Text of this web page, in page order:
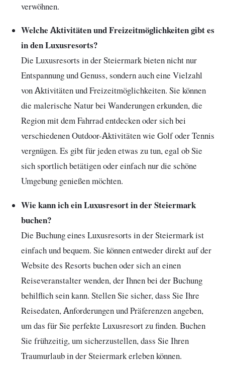
verwöhnen.
Welche Aktivitäten und Freizeitmöglichkeiten gibt es
in den Luxusresorts?
Die Luxusresorts in der Steiermark bieten nicht nur
Entspannung und Genuss, sondern auch eine Vielzahl
von Aktivitäten und Freizeitmöglichkeiten. Sie können
die malerische Natur bei Wanderungen erkunden, die
Region mit dem Fahrrad entdecken oder sich bei
verschiedenen Outdoor-Aktivitäten wie Golf oder Tennis
vergnügen. Es gibt für jeden etwas zu tun, egal ob Sie
sich sportlich betätigen oder einfach nur die schöne
Umgebung genießen möchten.
Wie kann ich ein Luxusresort in der Steiermark
buchen?
Die Buchung eines Luxusresorts in der Steiermark ist
einfach und bequem. Sie können entweder direkt auf der
Website des Resorts buchen oder sich an einen
Reiseveranstalter wenden, der Ihnen bei der Buchung
behilflich sein kann. Stellen Sie sicher, dass Sie Ihre
Reisedaten, Anforderungen und Präferenzen angeben,
um das für Sie perfekte Luxusresort zu finden. Buchen
Sie frühzeitig, um sicherzustellen, dass Sie Ihren
Traumurlaub in der Steiermark erleben können.